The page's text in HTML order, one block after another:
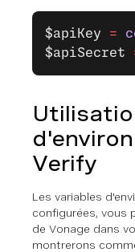
$apiKey =
$apiSecret
Verify
Les variables
configurées, vous
de Vonage dans
montrerons